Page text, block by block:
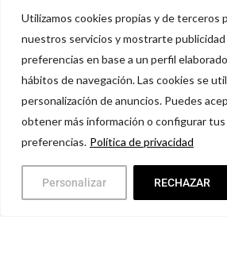
Utilizamos cookies propias y de terceros
nuestros servicios y mostrarte
preferencias en base a un perfil
hábitos de navegación. Las cookies se
personalización de anuncios. Puedes
obtener más información o configurar tus
preferencias. Política de privacidad
Personalizar RECHAZAR